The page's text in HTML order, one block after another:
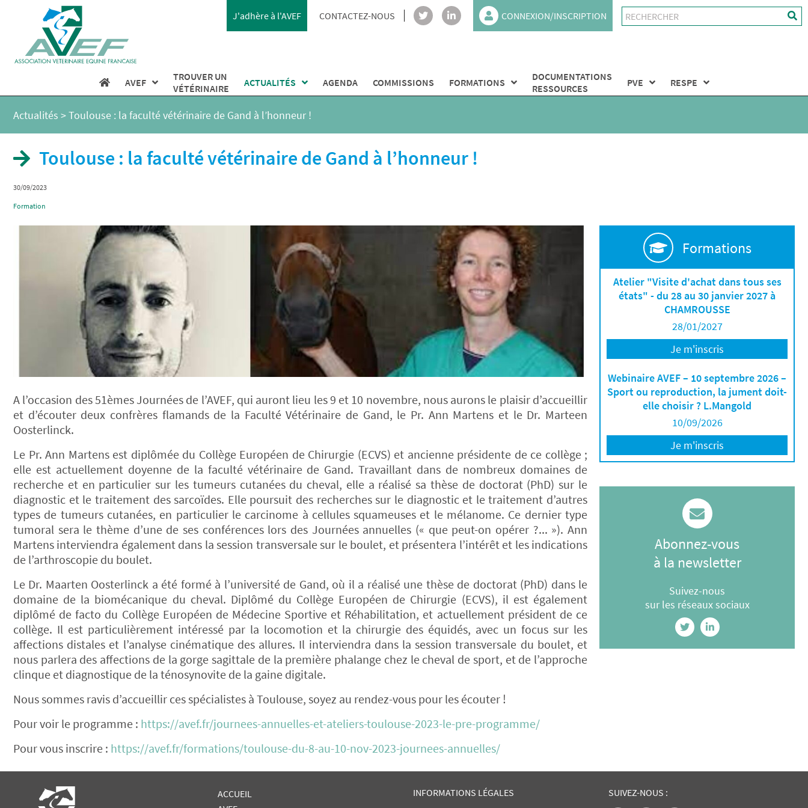
J'adhère à l'AVEF CONTACTEZ-NOUS CONNEXION/INSCRIPTION
AVEF
TROUVER UN
VÉTÉRINAIRE
ACTUALITÉS AGENDA COMMISSIONS FORMATIONS
DOCUMENTATIONS
RESSOURCES
PVE RESPE
Actualités >Toulouse : la faculté vétérinaire de Gand à l’honneur !
Toulouse : la faculté vétérinaire de Gand à l’honneur !
30/09/2023
Formation
A l’occasion des 51èmes Journées de l’AVEF, qui auront lieu les 9 et 10 novembre, nous aurons le plaisir d’accueillir
et d’écouter deux confrères flamands de la Faculté Vétérinaire de Gand, le Pr. Ann Martens et le Dr. Marteen
Oosterlinck.
Le Pr. Ann Martens est diplômée du Collège Européen de Chirurgie (ECVS) et ancienne présidente de ce collège ;
elle est actuellement doyenne de la faculté vétérinaire de Gand. Travaillant dans de nombreux domaines de
recherche et en particulier sur les tumeurs cutanées du cheval, elle a réalisé sa thèse de doctorat (PhD) sur le
diagnostic et le traitement des sarcoïdes. Elle poursuit des recherches sur le diagnostic et le traitement d’autres
types de tumeurs cutanées, en particulier le carcinome à cellules squameuses et le mélanome. Ce dernier type
tumoral sera le thème d’une de ses conférences lors des Journées annuelles (« que peut-on opérer ?... »). Ann
Martens interviendra également dans la session transversale sur le boulet, et présentera l’intérêt et les indications
de l’arthroscopie du boulet.
Le Dr. Maarten Oosterlinck a été formé à l’université de Gand, où il a réalisé une thèse de doctorat (PhD) dans le
domaine de la biomécanique du cheval. Diplômé du Collège Européen de Chirurgie (ECVS), il est également
diplômé de facto du Collège Européen de Médecine Sportive et Réhabilitation, et actuellement président de ce
collège. Il est particulièrement intéressé par la locomotion et la chirurgie des équidés, avec un focus sur les
affections distales et l’analyse cinématique des allures. Il interviendra dans la session transversale du boulet, et
nous parlera des affections de la gorge sagittale de la première phalange chez le cheval de sport, et de l’approche
clinque et diagnostique de la ténosynovite de la gaine digitale.
Nous sommes ravis d’accueillir ces spécialistes à Toulouse, soyez au rendez-vous pour les écouter !
Pour voir le programme : https://avef.fr/journees-annuelles-et-ateliers-toulouse-2023-le-pre-programme/
Pour vous inscrire : https://avef.fr/formations/toulouse-du-8-au-10-nov-2023-journees-annuelles/
Formations
Atelier "Visite d'achat dans tous ses
états" - du 28 au 30 janvier 2027 à
CHAMROUSSE
28/01/2027
Je m'inscris
Webinaire AVEF – 10 septembre 2026 –
Sport ou reproduction, la jument doit-
elle choisir ? L.Mangold
10/09/2026
Je m'inscris
Abonnez-vous
à la newsletter
Suivez-nous
sur les réseaux sociaux
ACCUEIL
INFORMATIONS LÉGALES
SUIVEZ-NOUS :